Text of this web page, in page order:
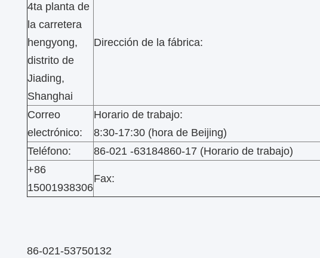
4ta planta de
la carretera
hengyong,
distrito de
Jiading,
Shanghai
Dirección de la fábrica:
Correo
electrónico:
Horario de trabajo:
8:30-17:30 (hora de Beijing)
Teléfono:
86-021 -63184860-17 (Horario de trabajo)
+86
15001938306
Fax:
86-021-53750132